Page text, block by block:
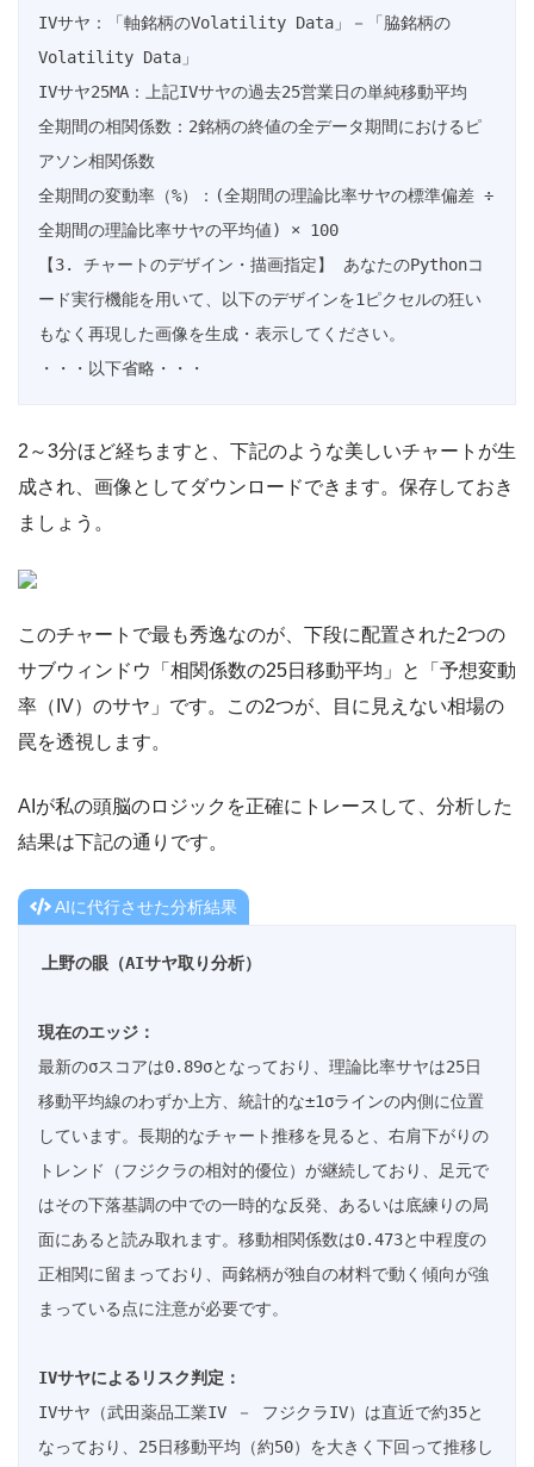
IVサヤ：「軸銘柄のVolatility Data」－「脇銘柄の
Volatility Data」
IVサヤ25MA：上記IVサヤの過去25営業日の単純移動平均
全期間の相関係数：2銘柄の終値の全データ期間におけるピ
アソン相関係数
全期間の変動率（%）：(全期間の理論比率サヤの標準偏差 ÷
全期間の理論比率サヤの平均値) × 100
【3. チャートのデザイン・描画指定】 あなたのPythonコ
ード実行機能を用いて、以下のデザインを1ピクセルの狂い
もなく再現した画像を生成・表示してください。
・・・以下省略・・・
2～3分ほど経ちますと、下記のような美しいチャートが生
成され、画像としてダウンロードできます。保存しておき
ましょう。
このチャートで最も秀逸なのが、下段に配置された2つの
サブウィンドウ「相関係数の25日移動平均」と「予想変動
率（IV）のサヤ」です。この2つが、目に見えない相場の
罠を透視します。
AIが私の頭脳のロジックを正確にトレースして、分析した
結果は下記の通りです。
AIに代行させた分析結果
上野の眼（AIサヤ取り分析）
現在のエッジ：
最新のσスコアは0.89σとなっており、理論比率サヤは25日
移動平均線のわずか上方、統計的な±1σラインの内側に位置
しています。長期的なチャート推移を見ると、右肩下がりの
トレンド（フジクラの相対的優位）が継続しており、足元で
はその下落基調の中での一時的な反発、あるいは底練りの局
面にあると読み取れます。移動相関係数は0.473と中程度の
正相関に留まっており、両銘柄が独自の材料で動く傾向が強
まっている点に注意が必要です。
IVサヤによるリスク判定：
IVサヤ（武田薬品工業IV － フジクラIV）は直近で約35と
なっており、25日移動平均（約50）を大きく下回って推移し